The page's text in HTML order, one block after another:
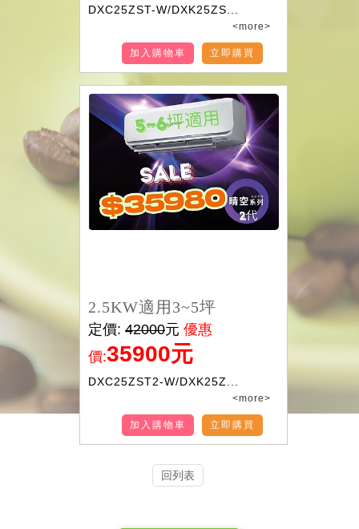
DXC25ZST-W/DXK25ZS...
<more>
立即購買
加入購物車
2.5KW適用3~5坪
定價: 42000元 優惠
價:35900元
DXC25ZST2-W/DXK25Z...
<more>
立即購買
加入購物車
回列表